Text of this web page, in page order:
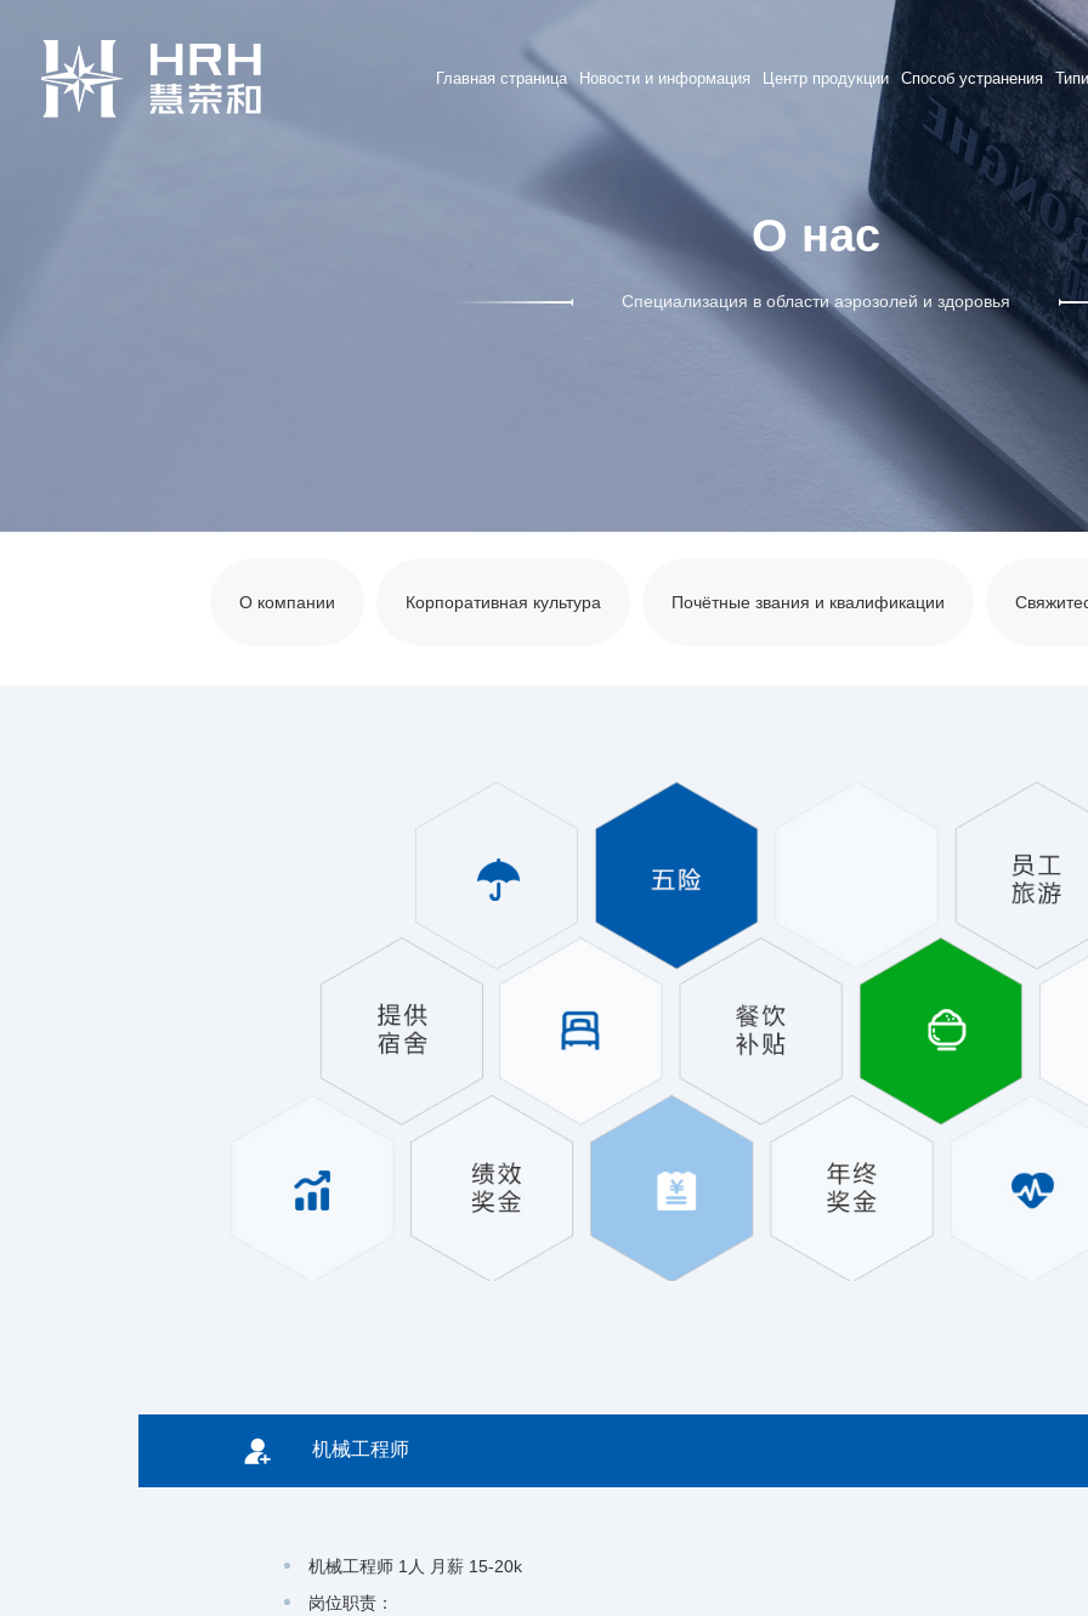
Главная страница Новости и информация Центр продукции Способ устранения
О нас
Специализация в области аэрозолей и здоровья
О компании Корпоративная культура Почётные звания и квалификации
 机械工程师
机械工程师 1人 月薪 15-20k
岗位职责：